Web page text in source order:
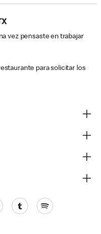
vez pensaste en trabajar
para solicitar los